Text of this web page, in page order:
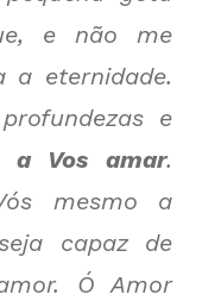
e não me
a eternidade.
e
a Vos amar.
mesmo a
capaz de
Ó Amor